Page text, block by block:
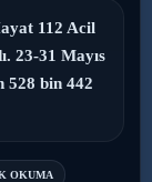
112 Acil
23-31 Mayıs
528 bin 442
OKUMA